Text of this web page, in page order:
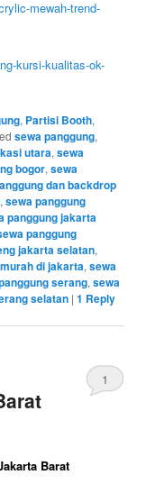
mewah-trend-
kursi-kualitas-ok-
, Partisi Booth,
sewa panggung,
utara,sewa
bogor,sewa
dan backdrop
,sewa panggung
panggung jakarta
panggung
jakarta selatan,
di jakarta,sewa
serang,sewa
selatan |1 Reply
1
Barat